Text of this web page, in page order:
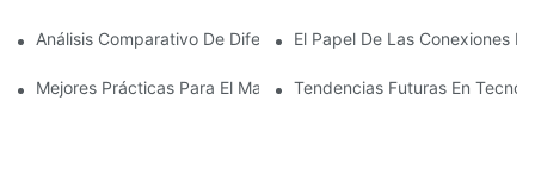
Análisis Comparativo De Diferentes Tipos De Conexiones
El Papel De Las Conexiones
Mejores Prácticas Para El Mantenimiento De Las Conexiones
Tendencias Futuras En